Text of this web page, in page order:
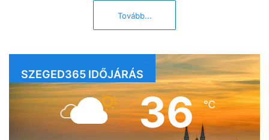
Tovább...
SZEGED365 IDŐJÁRÁS
36℃